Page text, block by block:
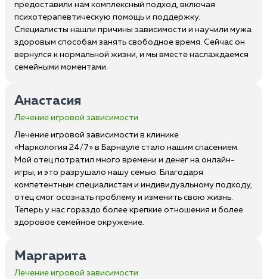
предоставили нам комплексный подход, включая
психотерапевтическую помощь и поддержку.
Специалисты нашли причины зависимости и научили мужа
здоровым способам занять свободное время. Сейчас он
вернулся к нормальной жизни, и мы вместе наслаждаемся
семейными моментами.
Анастасия
Лечение игровой зависимости
Лечение игровой зависимости в клинике
«Наркология 24/7» в Барнауле стало нашим спасением.
Мой отец потратил много времени и денег на онлайн-
игры, и это разрушало нашу семью. Благодаря
компетентным специалистам и индивидуальному подходу,
отец смог осознать проблему и изменить свою жизнь.
Теперь у нас гораздо более крепкие отношения и более
здоровое семейное окружение.
Маргарита
Лечение игровой зависимости